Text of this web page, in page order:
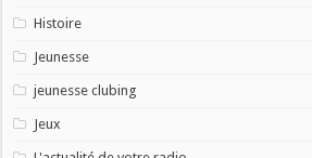
Histoire
Jeunesse
jeunesse clubing
Jeux